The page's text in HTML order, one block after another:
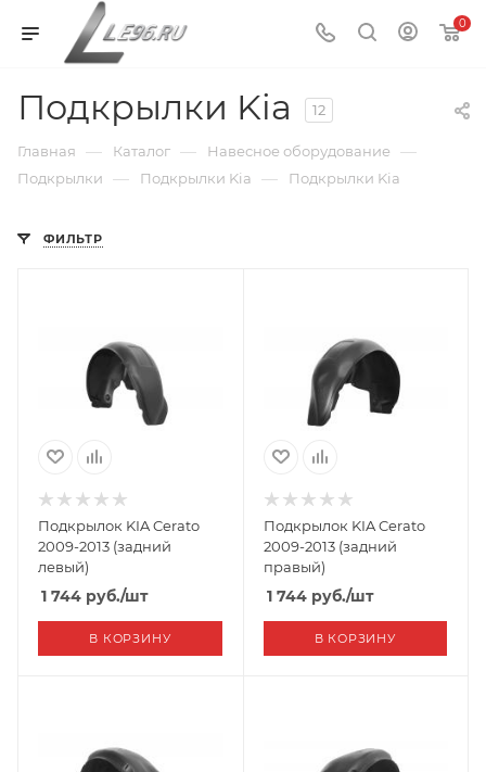
0
Подкрылки Kia 12
Главная — Каталог — Навесное оборудование —
Подкрылки — Подкрылки Kia — Подкрылки Kia
ФИЛЬТР
Подкрылок KIA Cerato
2009-2013 (задний
левый)
1 744 руб./шт
В КОРЗИНУ
Подкрылок KIA Cerato
2009-2013 (задний
правый)
1 744руб./шт
В КОРЗИНУ